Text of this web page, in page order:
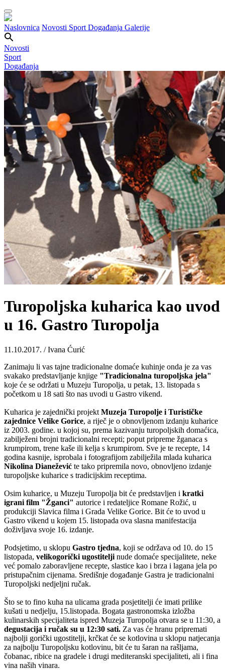
Naslovnica Novosti Sport Događanja Galerije
Novosti
Sport
Događanja
Turopoljska kuharica kao uvod
u 16. Gastro Turopolja
11.10.2017. / Ivana Ćurić
Zanimaju li vas tajne tradicionalne domaće kuhinje onda je za vas
svakako predstavljanje knjige "Tradicionalna turopoljska jela"
koje će se održati u Muzeju Turopolja, u petak, 13. listopada s
početkom u 18 sati što nas uvodi u Gastro vikend.
Kuharica je zajednički projekt Muzeja Turopolje i Turističke
zajednice Velike Gorice, a riječ je o obnovljenom izdanju kuharice
iz 2003. godine. u kojoj su, prema kazivanju turopoljskih domaćica,
zabilježeni brojni tradicionalni recepti; poput pripreme žganaca s
krumpirom, trene kaše ili kelja s krumpirom. Sve je te recepte, 14
godina kasnije, isprobala i fotografijom zabilježila mlada kuharica
Nikolina Dianežević te tako pripremila novo, obnovljeno izdanje
turopoljske kuharice s tradicijskim receptima.
Osim kuharice, u Muzeju Turopolja bit će predstavljen i kratki
igrani film "Žganci" autorice i redateljice Romane Rožić, u
produkciji Slavica filma i Grada Velike Gorice. Bit će to uvod u
Gastro vikend u kojem 15. listopada ova slasna manifestacija
doživljava svoje 16. izdanje.
Podsjetimo, u sklopu Gastro tjedna, koji se održava od 10. do 15
listopada, velikogorički ugostitelji nude domaće specijalitete, neke
već pomalo zaboravljene recepte, slastice kao i brza i lagana jela po
pristupačnim cijenama. Središnje događanje Gastra je tradicionalni
Turopoljski nedjeljni ručak.
Što se to fino kuha na ulicama grada posjetitelji će imati prilike
kušati u nedjelju, 15.listopada. Bogata gastronomska izložba
kulinarskih specijaliteta ispred Muzeja Turopolja otvara se u 11:30, a
degustacija i ručak su u 12:30 sati. Za vas će hranu pripremati
najbolji gorički ugostitelji, krčkat će se kotlovina u sklopu natjecanja
za najbolju Turopoljsku kotlovinu, bit će tu šaran na rašljama,
čobanac, ribice na gradele i drugi mediteranski specijaliteti, ali i fina
vina naših vinara.